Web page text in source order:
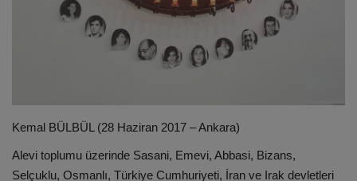
Kemal BÜLBÜL (28 Haziran 2017 – Ankara)
Alevi toplumu üzerinde Sasani, Emevi, Abbasi, Bizans,
Selçuklu, Osmanlı, Türkiye Cumhuriyeti, İran ve Irak devletleri